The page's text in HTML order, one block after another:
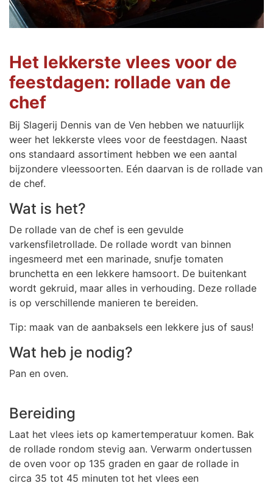
Het lekkerste vlees voor de
feestdagen: rollade van de
chef
Bij Slagerij Dennis van de Ven hebben we natuurlijk
weer het lekkerste vlees voor de feestdagen. Naast
ons standaard assortiment hebben we een aantal
bijzondere vleessoorten. Eén daarvan is de rollade van
de chef.
Wat is het?
De rollade van de chef is een gevulde
varkensfiletrollade. De rollade wordt van binnen
ingesmeerd met een marinade, snufje tomaten
brunchetta en een lekkere hamsoort. De buitenkant
wordt gekruid, maar alles in verhouding. Deze rollade
is op verschillende manieren te bereiden.
Tip: maak van de aanbaksels een lekkere jus of saus!
Wat heb je nodig?
Pan en oven.
Bereiding
Laat het vlees iets op kamertemperatuur komen. Bak
de rollade rondom stevig aan. Verwarm ondertussen
de oven voor op 135 graden en gaar de rollade in
circa 35 tot 45 minuten tot het vlees een